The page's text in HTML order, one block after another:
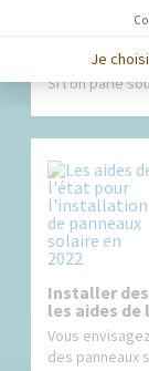
Quel est le
adapté à
Si l’on parle
Installer
les aides de
Vous
des panneaux
Je